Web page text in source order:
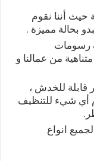
أننا نقوم
بحالة مميزة .
رسومات
من عمالنا و
قابلة للخدش ،
أي شيء للتنظيف
انواع